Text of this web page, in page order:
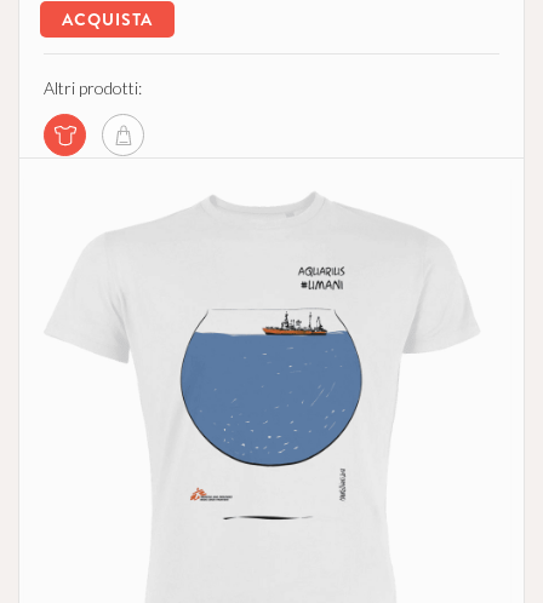
ACQUISTA
Altri prodotti: